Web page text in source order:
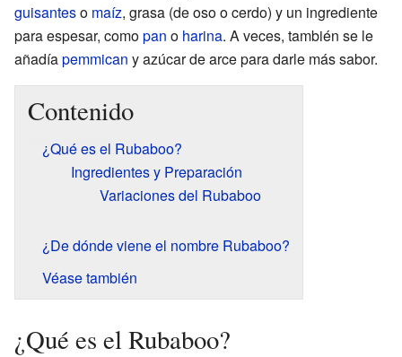
guisanteso maíz, grasa (de oso o cerdo) y un ingrediente
para espesar, comopan o harina. A veces, también se le
añadíapemmican y azúcar de arce para darle más sabor.
Contenido
¿Qué es el Rubaboo?
Ingredientes y Preparación
Variaciones del Rubaboo
¿De dónde viene el nombre Rubaboo?
Véase también
¿Qué es el Rubaboo?